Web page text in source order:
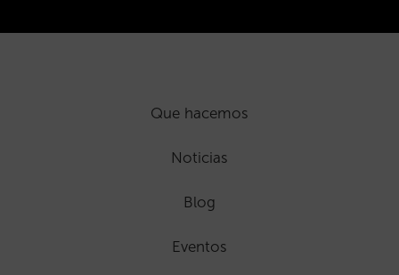
Que hacemos
Noticias
Blog
Eventos